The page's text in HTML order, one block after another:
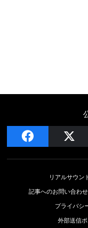
facebook
リアルサウン
記事へのお問い合わせ
プライバシ
外部送信